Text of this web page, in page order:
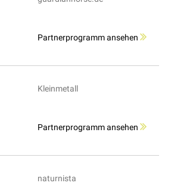
Partnerprogramm ansehen
Kleinmetall
Partnerprogramm ansehen
naturnista